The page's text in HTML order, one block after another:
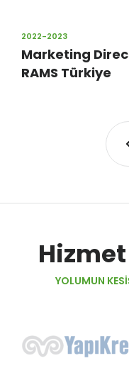
2022-2023
Marketing
RAMS Türkiye
YOLUMUN